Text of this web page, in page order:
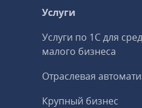
Услуги
Услуги по 1С для
малого бизнеса
Отраслевая
Крупный бизнес